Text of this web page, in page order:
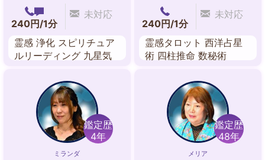
240円/1分
未対応
霊感 浄化 スピリチュア
ルリーディング 九星気
240円/1分
未対応
霊感タロット 西洋占星
術 四柱推命 数秘術
鑑定歴
4年
ミランダ
鑑定歴
48年
メリア